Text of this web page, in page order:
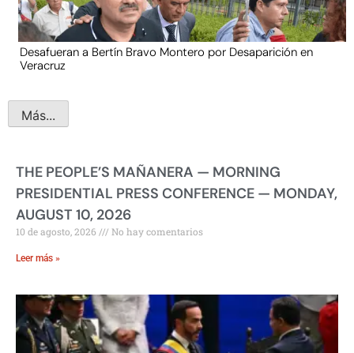
Desafueran a Bertín Bravo Montero por Desaparición en
Veracruz
Más...
THE PEOPLE’S MAÑANERA — MORNING
PRESIDENTIAL PRESS CONFERENCE — MONDAY,
AUGUST 10, 2026
10 de agosto, 2026 No hay comentarios
Leer más »